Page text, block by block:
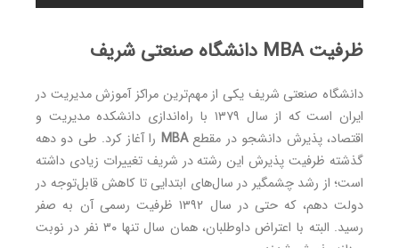
ظرفیت MBA دانشگاه صنعتی شریف
دانشگاه صنعتی شریف یکی از مهم‌ترین مراکز آموزش مدیریت در
ایران است که از سال ۱۳۷۹ با راه‌اندازی دانشکده مدیریت و
اقتصاد، پذیرش دانشجو در مقطعMBA را آغاز کرد. طی دو دهه
گذشته ظرفیت پذیرش این رشته در شریف تغییرات زیادی داشته
است؛ از رشد چشمگیر در سال‌های ابتدایی تا کاهش قابل‌توجه در
دولت دهم، که حتی در سال ۱۳۹۲ ظرفیت رسمی آن به صفر
رسید. البته با اعتراض داوطلبان، همان سال تنها ۳۰ نفر در نوبت